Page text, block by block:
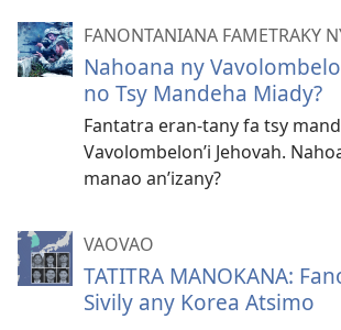
FANONTANIANA FAMETRAKY
Nahoana ny
no Tsy Mandeha Miady?
Fantatra eran-tany fa tsy
Vavolombelon’i Jehovah.
manao an’izany?
VAOVAO
TATITRA MANOKANA:
Sivily any Korea Atsimo